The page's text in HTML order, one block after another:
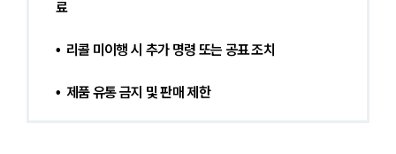
료
•  리콜 미이행 시 추가 명령 또는 공표 조치
•  제품 유통 금지 및 판매 제한